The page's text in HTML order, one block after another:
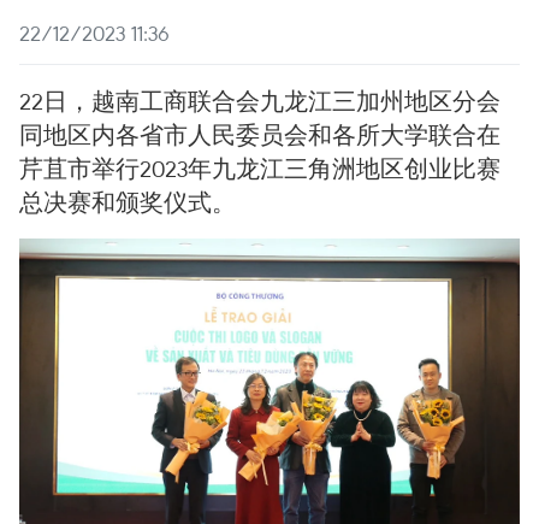
22/12/2023 11:36
22日，越南工商联合会九龙江三加州地区分会
同地区内各省市人民委员会和各所大学联合在
芹苴市举行2023年九龙江三角洲地区创业比赛
总决赛和颁奖仪式。